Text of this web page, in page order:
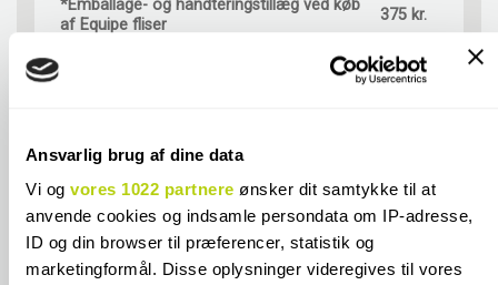
Ansvarlig brug af dine data
Vi og vores 1022 partnere ønsker dit samtykke til at
anvende cookies og indsamle persondata om IP-adresse,
ID og din browser til præferencer, statistik og
marketingformål. Disse oplysninger videregives til vores
*Emballage- og håndteringstillæg ved køb
af Equipe fliser
375 kr.
**Emballage- og håndteringstillæg ved
900 kr.
**Emballage- og håndteringstillæg ved
køb af Equipe fliser